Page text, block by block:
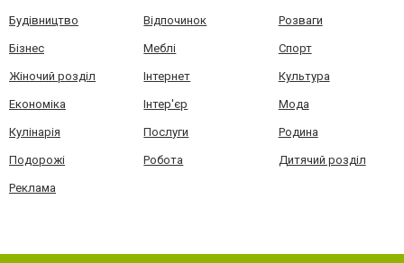
Будівництво Відпочинок Розваги
Бізнес Меблі Спорт
Жіночий розділ Інтернет Культура
Економіка Інтер'єр Мода
Кулінарія Послуги Родина
Подорожі Робота Дитячий розділ
Реклама